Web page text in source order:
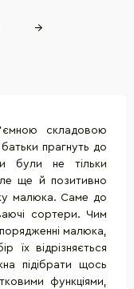
→
складовою
прагнуть до
були не тільки
ще й позитивно
малюка. Саме до
сортери. Чим
малюка,
їх відрізняється
підібрати щось
функціями,